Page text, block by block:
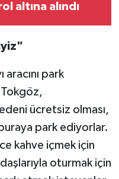
altına alındı
park
ücretsiz olması,
park ediyorlar.
kahve içmek için
oturmak için